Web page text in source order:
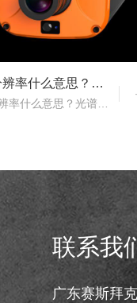
光谱分辨率什么意思？高光谱成像仪光谱分辨率范围多少？
联系我
广东赛斯拜